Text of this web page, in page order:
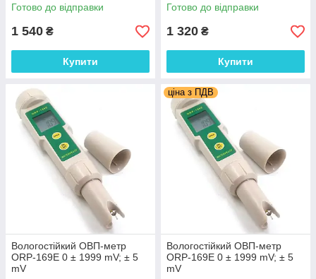
Готово до відправки
1 540 ₴
Купити
Готово до відправки
1 320 ₴
Купити
Вологостійкий ОВП-метр
ORP-169E 0 ± 1999 mV; ± 5
mV
ціна з ПДВ
Вологостійкий ОВП-метр
ORP-169E 0 ± 1999 mV; ± 5
mV